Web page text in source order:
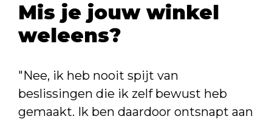
Mis je jouw winkel
weleens?
"Nee, ik heb nooit spijt van
beslissingen die ik zelf bewust heb
gemaakt. Ik ben daardoor ontsnapt aan